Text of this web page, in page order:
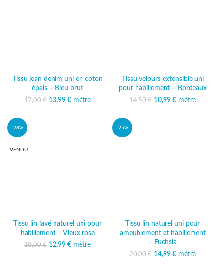
Tissu jean denim uni en coton
épais – Bleu brut
17,00€ Le prix initial était :
13,99 €
Le prix
mètre
Tissu velours extensible uni
pour habillement – Bordeaux
14,50€ Le prix initial était :
10,99 €
Le prix
mètre
-28%
VENDU
Tissu lin lavé naturel uni pour
habillement – Vieux rose
18,00€ Le prix initial était :
12,99 €
Le prix
mètre
-25%
Tissu lin naturel uni pour
ameublement et habillement
– Fuchsia
20,00€ Le prix initial était :
14,99 €
Le prix
mètre